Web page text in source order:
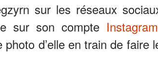
sur les réseaux
sur son compte Instagram
d’elle en train de faire